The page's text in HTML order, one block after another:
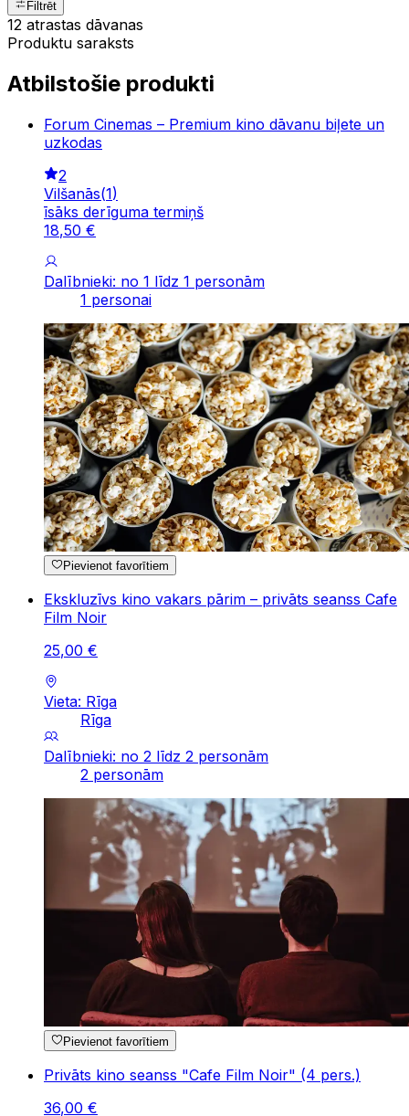
Filtrēt
12 atrastas dāvanas
Produktu saraksts
Atbilstošie produkti
Forum Cinemas – Premium kino dāvanu biļete un
uzkodas
2
Vilšanās(1)
īsāks derīguma termiņš
18,50 €
Dalībnieki: no 1 līdz 1 personām
1 personai
Pievienot favorītiem
Ekskluzīvs kino vakars pārim – privāts seanss Cafe
Film Noir
25,00 €
Vieta: Rīga
Rīga
Dalībnieki: no 2 līdz 2 personām
2 personām
Pievienot favorītiem
Privāts kino seanss "Cafe Film Noir" (4 pers.)
36,00 €